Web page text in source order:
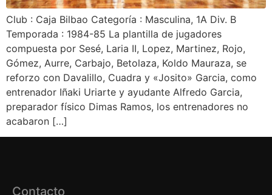
Club : Caja Bilbao Categoría : Masculina, 1A Div. B
Temporada : 1984-85 La plantilla de jugadores
compuesta por Sesé, Laria II, Lopez, Martinez, Rojo,
Gómez, Aurre, Carbajo, Betolaza, Koldo Mauraza, se
reforzo con Davalillo, Cuadra y «Josito» Garcia, como
entrenador Iñaki Uriarte y ayudante Alfredo Garcia,
preparador físico Dimas Ramos, los entrenadores no
acabaron […]
Contacto